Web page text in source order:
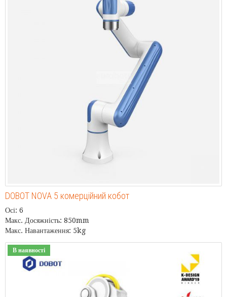
DOBOT NOVA 5 комерційний кобот
Осі: 6
Макс. Досяжність: 850mm
Макс. Навантаження: 5kg
В наявності